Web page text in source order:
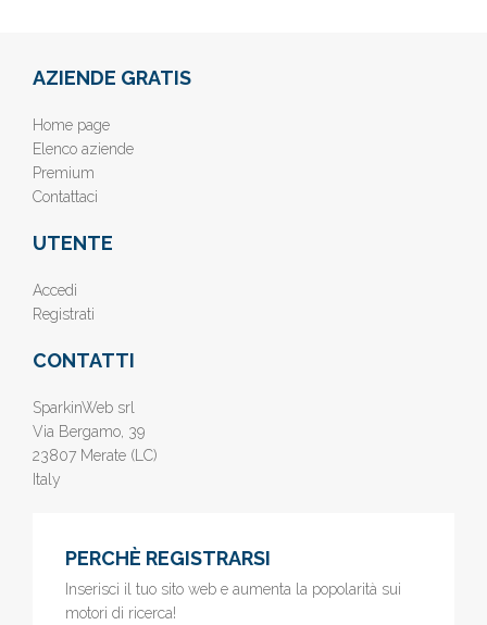
AZIENDE GRATIS
Home page
Elenco aziende
Premium
Contattaci
UTENTE
Accedi
Registrati
CONTATTI
SparkinWeb srl
Via Bergamo, 39
23807 Merate (LC)
Italy
PERCHÈ REGISTRARSI
Inserisci il tuo sito web e aumenta la popolarità sui
motori di ricerca!